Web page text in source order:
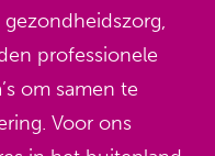
professionele
om samen te
Voor ons